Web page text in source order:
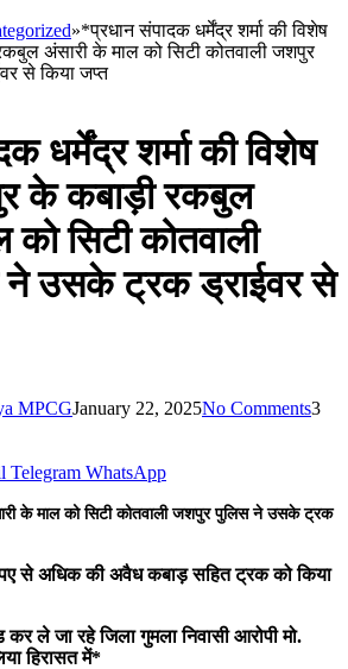
»*प्रधान संपादक धर्मेंद्र शर्मा की विशेष
अंसारी के माल को सिटी कोतवाली जशपुर
से किया जप्त
धर्मेंद्र शर्मा की विशेष
के कबाड़ी रकबुल
सिटी कोतवाली
उसके ट्रक ड्राईवर से
MPCGJanuary 22, 2025No Comments3
Telegram WhatsApp
के माल को सिटी कोतवाली जशपुर पुलिस ने उसके ट्रक
से अधिक की अवैध कबाड़ सहित ट्रक को किया
ले जा रहे जिला गुमला निवासी आरोपी मो.
हिरासत में*